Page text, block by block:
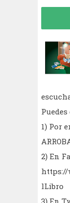
1) Por
2) En
https://
lLibro
3) En